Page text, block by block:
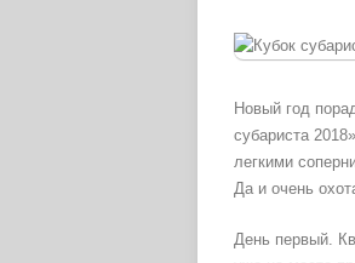
Новый год
субариста
легкими
Да и очень
День первый.